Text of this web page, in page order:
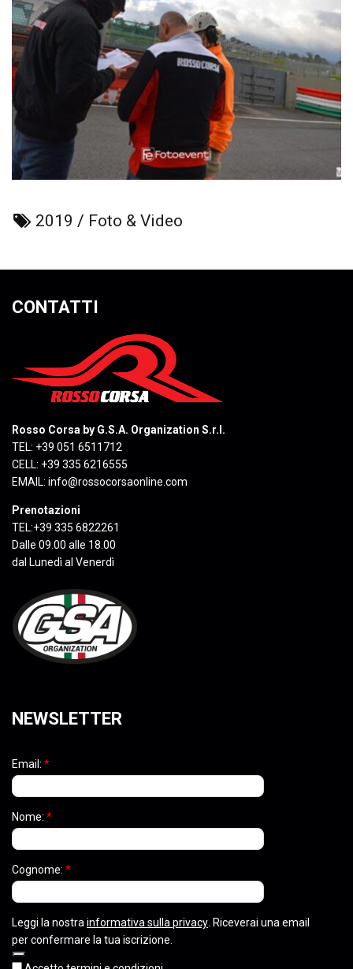
2019 / Foto & Video
CONTATTI
Rosso Corsa by G.S.A. Organization S.r.l.
TEL: +39 051 6511712
CELL: +39 335 6216555
EMAIL: info@rossocorsaonline.com
Prenotazioni
TEL:+39 335 6822261
Dalle 09.00 alle 18.00
dal Lunedì al Venerdì
NEWSLETTER
Email: *
Nome: *
Cognome: *
Leggi la nostrainformativa sulla privacy. Riceverai una email
per confermare la tua iscrizione.